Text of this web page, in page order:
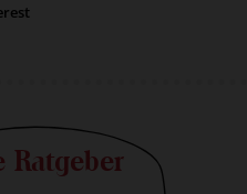
Ratgeber